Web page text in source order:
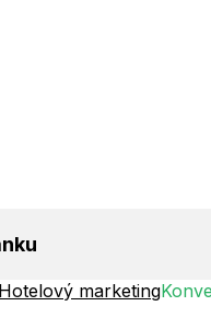
Hotelový marketing